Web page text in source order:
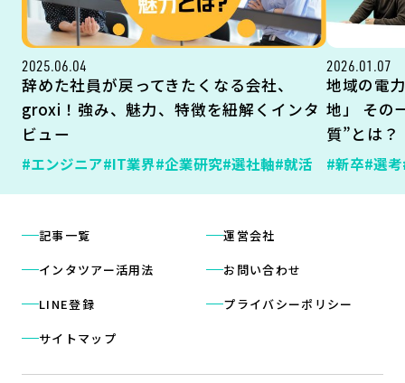
2025.06.04
辞めた社員が戻ってきたくなる会社、
groxi！強み、魅力、特徴を紐解くインタ
ビュー
#エンジニア#IT業界#企業研究#選社軸#就活
2026.01.07
地域の電
地」 その
質”とは？
#新卒#選考
記事一覧
インタツアー活用法
LINE登録
サイトマップ
運営会社
お問い合わせ
プライバシーポリシー